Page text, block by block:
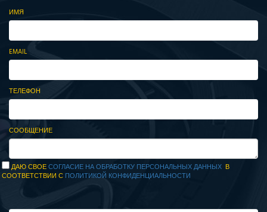
ИМЯ
EMAIL
ТЕЛЕФОН
СООБЩЕНИЕ
ДАЮ СВОЕСОГЛАСИЕ НА ОБРАБОТКУ ПЕРСОНАЛЬНЫХ ДАННЫХ В
СООТВЕТСТВИИ С ПОЛИТИКОЙ КОНФИДЕНЦИАЛЬНОСТИ